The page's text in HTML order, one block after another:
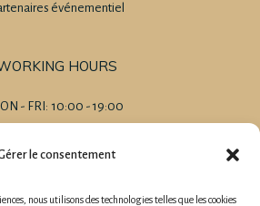
le consentement
nous utilisons des technologies telles que les cookies
événementiel
HOURS
- FRI: 10:00 - 19:00
SUN 09:00 - 14:00
MARIAGES